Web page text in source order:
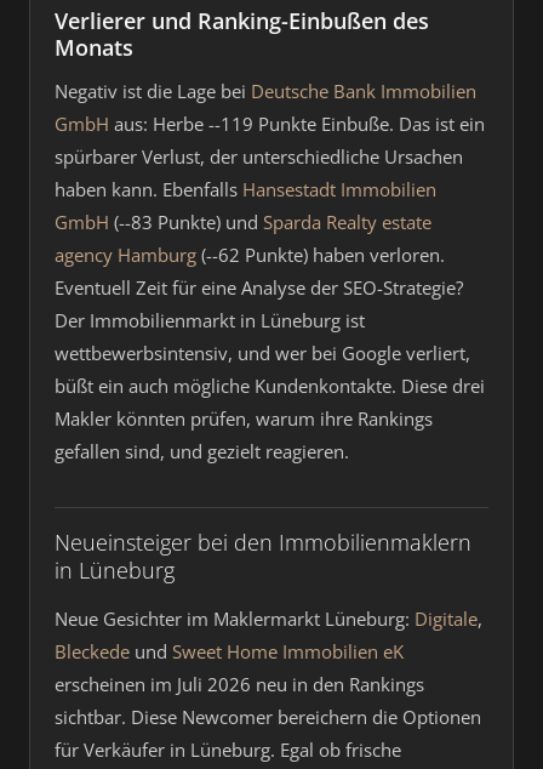
Verlierer und Ranking-Einbußen des
Monats
Negativ ist die Lage bei Deutsche Bank Immobilien
GmbH aus: Herbe --119 Punkte Einbuße. Das ist ein
spürbarer Verlust, der unterschiedliche Ursachen
haben kann. Ebenfalls Hansestadt Immobilien
GmbH (--83 Punkte) und Sparda Realty estate
agency Hamburg (--62 Punkte) haben verloren.
Eventuell Zeit für eine Analyse der SEO-Strategie?
Der Immobilienmarkt in Lüneburg ist
wettbewerbsintensiv, und wer bei Google verliert,
büßt ein auch mögliche Kundenkontakte. Diese drei
Makler könnten prüfen, warum ihre Rankings
gefallen sind, und gezielt reagieren.
Neueinsteiger bei den Immobilienmaklern
in Lüneburg
Neue Gesichter im Maklermarkt Lüneburg: Digitale,
Bleckede und Sweet Home Immobilien eK
erscheinen im Juli 2026 neu in den Rankings
sichtbar. Diese Newcomer bereichern die Optionen
für Verkäufer in Lüneburg. Egal ob frische